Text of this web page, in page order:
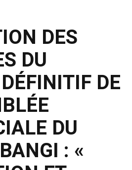
DES
DU
DE
DU
: «